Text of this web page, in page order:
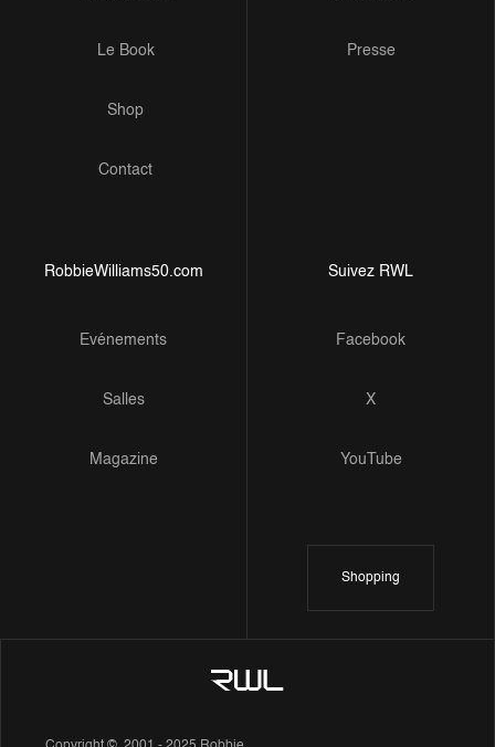
Le Book
Shop
Contact
Presse
RobbieWilliams50.com
Evénements
Salles
Magazine
Suivez RWL
Facebook
X
YouTube
Shopping